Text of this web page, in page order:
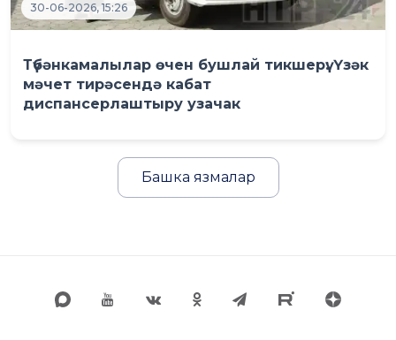
30-06-2026, 15:26
Түбәнкамалылар өчен бушлай тикшерү: Үзәк
мәчет тирәсендә кабат
диспансерлаштыру узачак
Башка язмалар